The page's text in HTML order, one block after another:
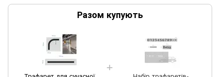
Разом купують